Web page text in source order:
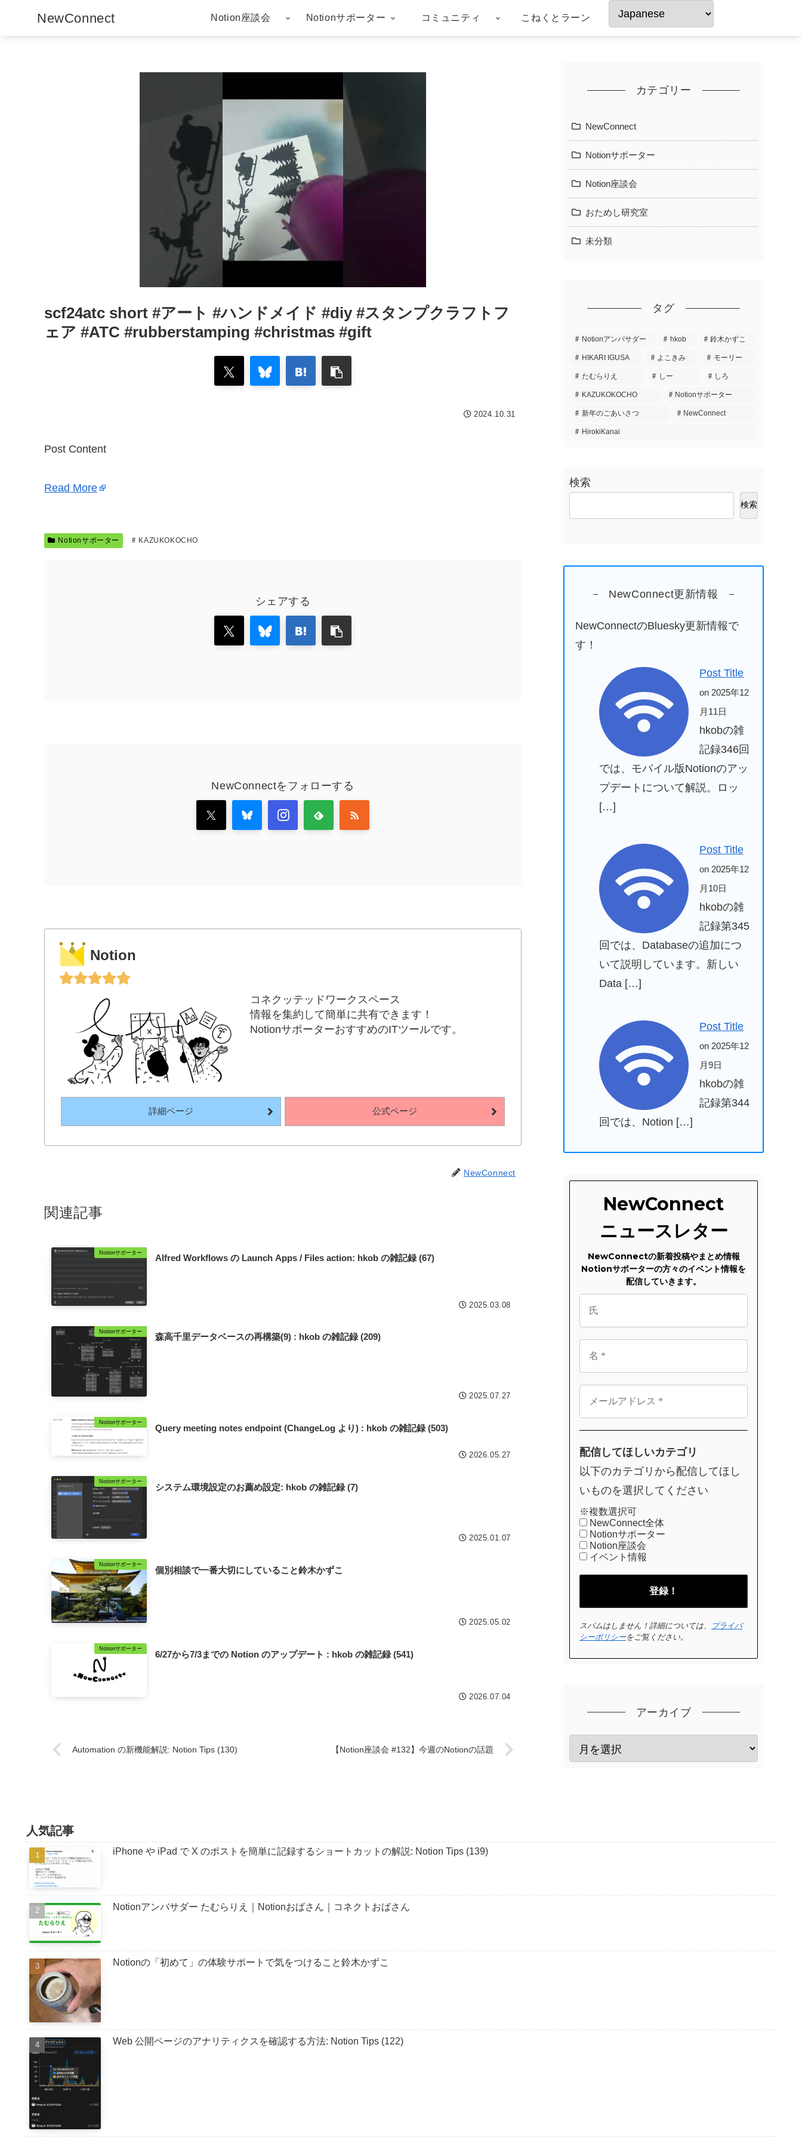
NewConnect Notion座談会 Notionサポーター コミュニティ こねくとラーン
scf24atc short #アート #ハンドメイド #diy #スタンプクラフトフ
ェア #ATC #rubberstamping #christmas #gift
2024.10.31
Post Content
Read More
Notionサポーター KAZUKOKOCHO
シェアする
NewConnectをフォローする
Notion
コネクッテッドワークスペース
情報を集約して簡単に共有できます！
NotionサポーターおすすめのITツールです。
詳細ページ 公式ページ
NewConnect
関連記事
Notionサポーター
Alfred Workflows の Launch Apps / Files action: hkob の雑記録 (67)
2025.03.08
Notionサポーター
森高千里データベースの再構築(9) : hkob の雑記録 (209)
2025.07.27
Notionサポーター
Query meeting notes endpoint (ChangeLog より) : hkob の雑記録 (503)
2026.05.27
Notionサポーター
システム環境設定のお薦め設定: hkob の雑記録 (7)
2025.01.07
Notionサポーター
個別相談で一番大切にしていること鈴木かずこ
2025.05.02
Notionサポーター
6/27から7/3までの Notion のアップデート : hkob の雑記録 (541)
2026.07.04
Automation の新機能解説: Notion Tips (130) 【Notion座談会 #132】今週のNotionの話題
カテゴリー
NewConnect
Notionサポーター
Notion座談会
おためし研究室
未分類
タグ
Notionアンバサダー hkob 鈴木かずこ
HIKARI IGUSA よこきみ モーリー
たむらりえ しー しろ
KAZUKOKOCHO Notionサポーター
新年のごあいさつ NewConnect
HirokiKanai
検索
検索
NewConnect更新情報
NewConnectのBluesky更新情報で
す！
Post Title
on 2025年12
月11日
hkobの雑
記録346回
では、モバイル版Notionのアッ
プデートについて解説。ロッ
[…]
Post Title
on 2025年12
月10日
hkobの雑
記録第345
回では、Databaseの追加につ
いて説明しています。新しい
Data […]
Post Title
on 2025年12
月9日
hkobの雑
記録第344
回では、Notion […]
NewConnect
ニュースレター
NewConnectの新着投稿やまとめ情報
Notionサポーターの方々のイベント情報を
配信していきます。
配信してほしいカテゴリ
以下のカテゴリから配信してほし
いものを選択してください
※複数選択可
NewConnect全体
Notionサポーター
Notion座談会
イベント情報
スパムはしません！詳細については、
プライバ
シーポリシーをご覧ください。
アーカイブ
人気記事
iPhone や iPad で X のポストを簡単に記録するショートカットの解説: Notion Tips (139)
Notionアンバサダー たむらりえ｜Notionおばさん｜コネクトおばさん
Notionの「初めて」の体験サポートで気をつけること鈴木かずこ
Web 公開ページのアナリティクスを確認する方法: Notion Tips (122)